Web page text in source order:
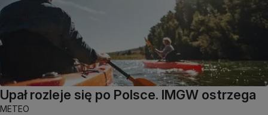
Upał rozleje się po Polsce. IMGW ostrzega
METEO